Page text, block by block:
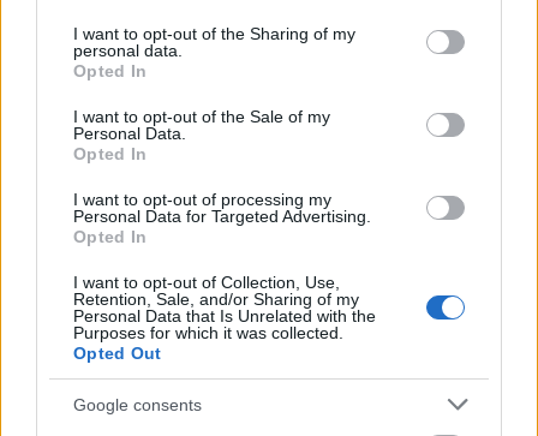
not limited to your visit or usage behaviour. You may click to
grant or deny consent to Google and its third-party tags to
use your data for below specified purposes in below Google
consent section.
I want to opt-out of the Sharing of my
personal data.
Opted In
I want to opt-out of the Sale of my
Personal Data.
Opted In
I want to opt-out of processing my
Personal Data for Targeted Advertising.
Opted In
I want to opt-out of Collection, Use,
Retention, Sale, and/or Sharing of my
Personal Data that Is Unrelated with the
Purposes for which it was collected.
Opted Out
Google consents
Aktuális
árnyékában?
másodfokúra csökken a riasztás